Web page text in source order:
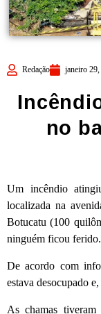
Redação janeiro
no
Um incêndio
localizada na
Botucatu (100
ninguém ficou ferido.
De acordo com
estava desocupado
As chamas